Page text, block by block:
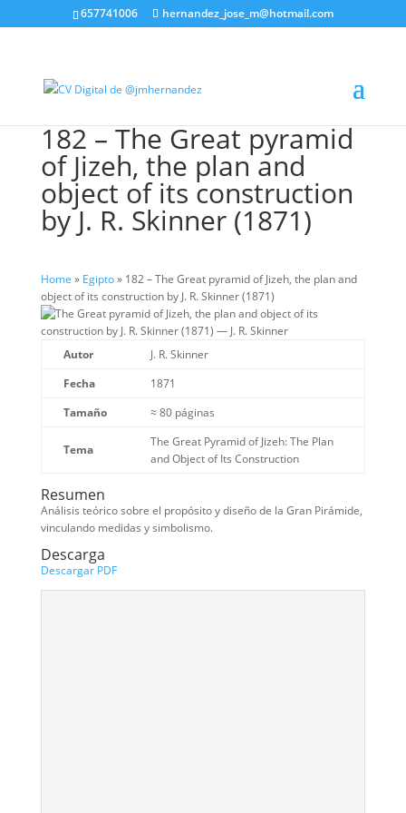
657741006 hernandez_jose_m@hotmail.com
182 – The Great pyramid
of Jizeh, the plan and
object of its construction
by J. R. Skinner (1871)
Home » Egipto»182 – The Great pyramid of Jizeh, the plan and
object of its construction by J. R. Skinner (1871)
Autor
J. R. Skinner
Fecha
1871
Tamaño
≈ 80 páginas
Tema
The Great Pyramid of Jizeh: The Plan
and Object of Its Construction
Resumen
Análisis teórico sobre el propósito y diseño de la Gran Pirámide,
vinculando medidas y simbolismo.
Descarga
Descargar PDF